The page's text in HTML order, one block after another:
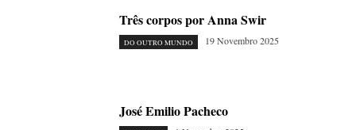
Três corpos por Anna Swir
DO OUTRO MUNDO 19 Novembro 2025
José Emilio Pacheco